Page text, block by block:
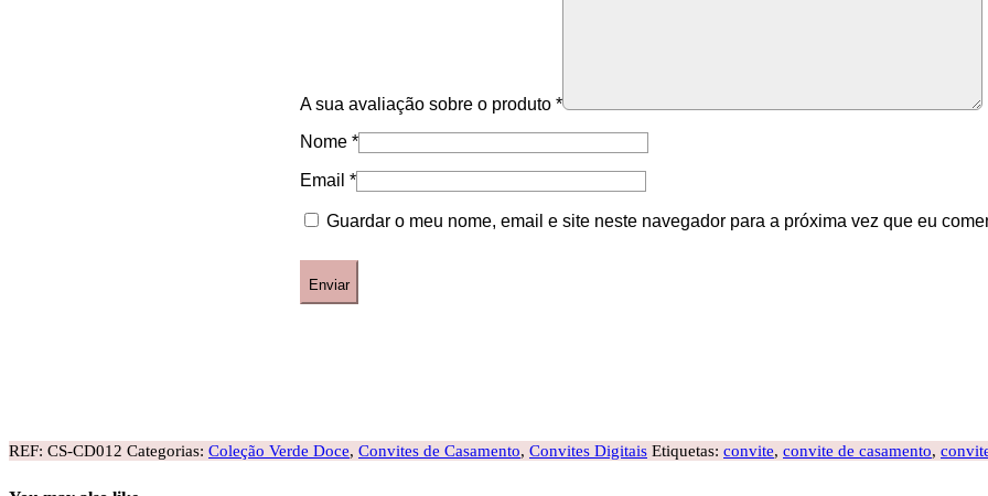
A sua avaliação sobre o produto *
Nome *
Email *
Guardar o meu nome, email e site neste navegador para a próxima vez que eu
REF: CS-CD012 Categorias: Coleção Verde Doce, Convites de Casamento, Convites Digitais Etiquetas: convite, convite de casamento,